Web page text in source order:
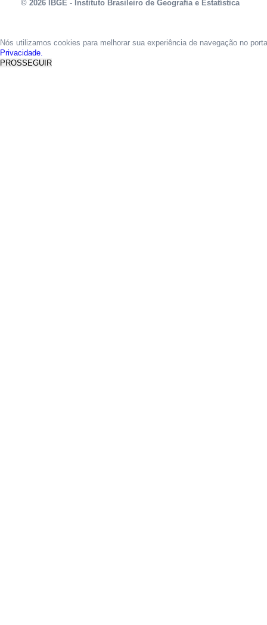
© 2026 IBGE - Instituto Brasileiro de Geografia e Estatística
Nós utilizamos cookies para melhorar sua experiência de navegação no
Privacidade.
PROSSEGUIR